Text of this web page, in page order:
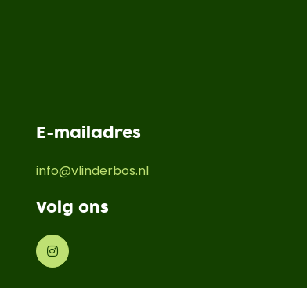
E-mailadres
info@vlinderbos.nl
Volg ons